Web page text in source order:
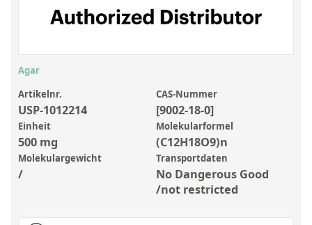
Übersicht: Kundenspezifische Standards
Organische Analyten | Rückstandsanalytik
Elementstandards in Öl
Metallstandards | Setting Up Samples (SUS)
Kundenspezifische Polymerstandards
Agar
Artikelnr.
USP-1012214
CAS-Nummer
[9002-18-0]
Einheit
500 mg
Molekularformel
(C12H18O9)n
Molekulargewicht
/
Transportdaten
No Dangerous Good
/not restricted